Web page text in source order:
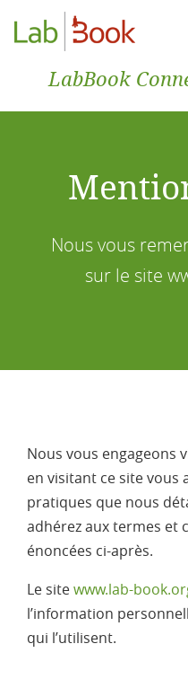
LabBook
Nous vous
sur le site
Nous vous engageons
en visitant ce site vous
pratiques que nous
adhérez aux termes et
énoncées ci-après.
Le sitewww.lab-
l’information
qui l’utilisent.